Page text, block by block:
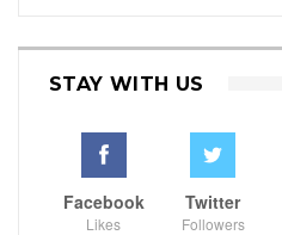
STAY WITH US
Facebook
Likes
Twitter
Followers